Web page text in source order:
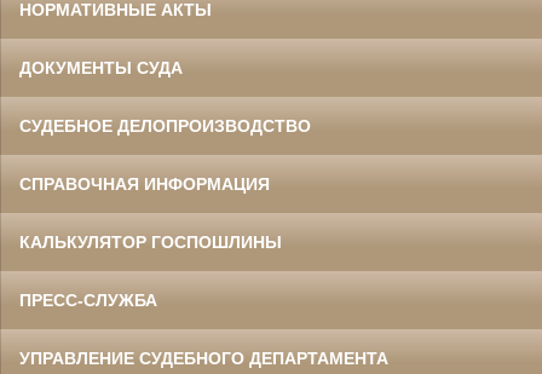
НОРМАТИВНЫЕ АКТЫ
ДОКУМЕНТЫ СУДА
СУДЕБНОЕ ДЕЛОПРОИЗВОДСТВО
СПРАВОЧНАЯ ИНФОРМАЦИЯ
КАЛЬКУЛЯТОР ГОСПОШЛИНЫ
ПРЕСС-СЛУЖБА
УПРАВЛЕНИЕ СУДЕБНОГО ДЕПАРТАМЕНТА